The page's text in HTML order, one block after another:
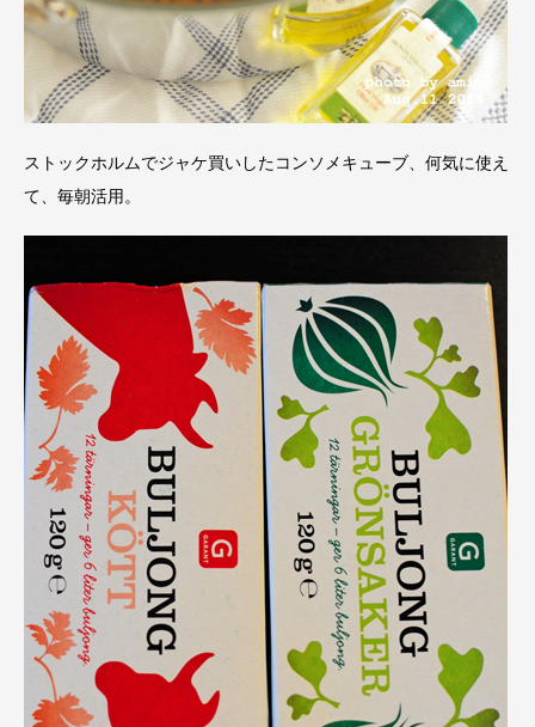
ストックホルムでジャケ買いしたコンソメキューブ、何気に使え
て、毎朝活用。